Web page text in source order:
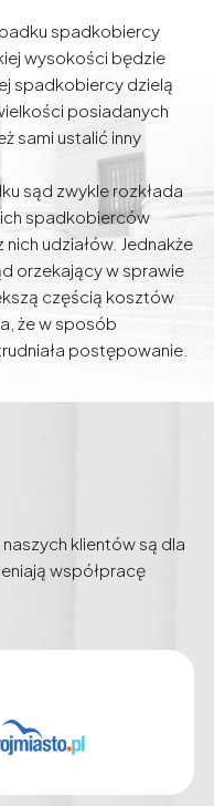
spadkobiercy
wysokości będzie
spadkobiercy dzielą
posiadanych
sami ustalić inny
sąd zwykle rozkłada
spadkobierców
udziałów. Jednakże
orzekający w sprawie
częścią kosztów
że w sposób
postępowanie.
klientów są dla
współpracę